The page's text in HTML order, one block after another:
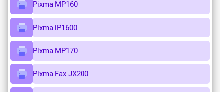
Pixma MP160
Pixma iP1600
Pixma MP170
Pixma Fax JX200